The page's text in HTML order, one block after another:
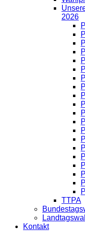
2026
TTPA
Kontakt